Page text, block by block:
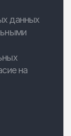
данных
на